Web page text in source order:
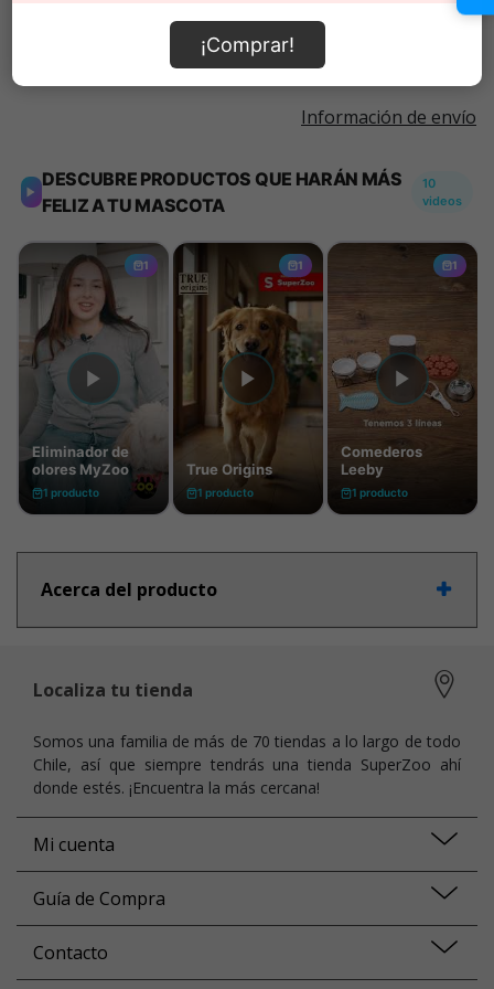
Añadir al carrito
Información de envío
Acerca del producto
¡Comprar!
Localiza tu tienda
Somos una familia de más de 70 tiendas a lo largo de todo
Chile, así que siempre tendrás una tienda SuperZoo ahí
donde estés. ¡Encuentra la más cercana!
Mi cuenta
Guía de Compra
Contacto